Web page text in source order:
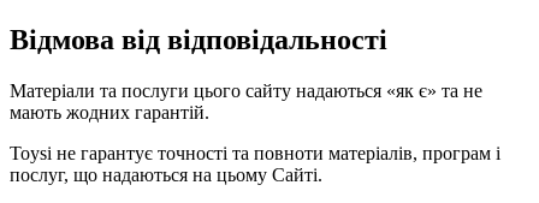
Відмова від відповідальності
Матеріали та послуги цього сайту надаються «як є» та не
мають жодних гарантій.
Toysi не гарантує точності та повноти матеріалів, програм і
послуг, що надаються на цьому Сайті.